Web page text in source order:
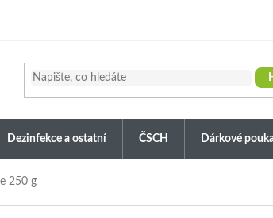
Dezinfekce a ostatní ČSCH Dárkové
250 g